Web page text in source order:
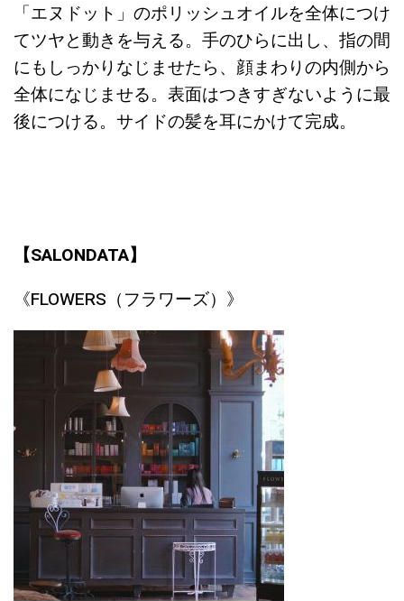
「エヌドット」のポリッシュオイルを全体につけ
てツヤと動きを与える。手のひらに出し、指の間
にもしっかりなじませたら、顔まわりの内側から
全体になじませる。表面はつきすぎないように最
後につける。サイドの髪を耳にかけて完成。
【SALONDATA】
《FLOWERS（フラワーズ）》